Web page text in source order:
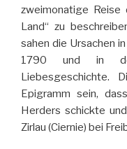
zweimonatige Reise
Land“ zu
sahen die Ursachen
1790 und in der
Liebesgeschichte.
Epigramm sein,
Herders schickte
Zirlau (Ciernie) bei